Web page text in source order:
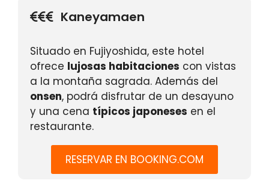
Kaneyamaen
Situado en Fujiyoshida, este hotel
ofrece lujosas habitaciones con vistas
a la montaña sagrada. Además del
onsen, podrá disfrutar de un desayuno
y una cena típicos japoneses en el
restaurante.
RESERVAR EN BOOKING.COM